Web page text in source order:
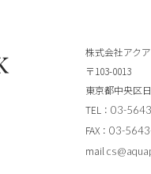
株式会社アク
〒103-0013
東京都中央区
TEL： 03-
FAX： 03-
mail